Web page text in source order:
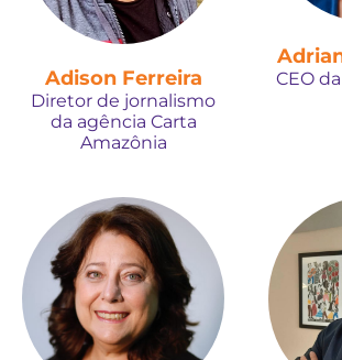
Adison Ferreira
Diretor de jornalismo
da agência Carta
Amazônia
CEO